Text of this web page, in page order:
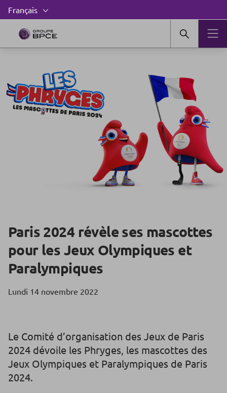
Paris 2024 révèle ses mascottes
pour les Jeux Olympiques et
Paralympiques
Lundi 14 novembre 2022
Le Comité d’organisation des Jeux de Paris
2024 dévoile les Phryges, les mascottes des
Jeux Olympiques et Paralympiques de Paris
2024.